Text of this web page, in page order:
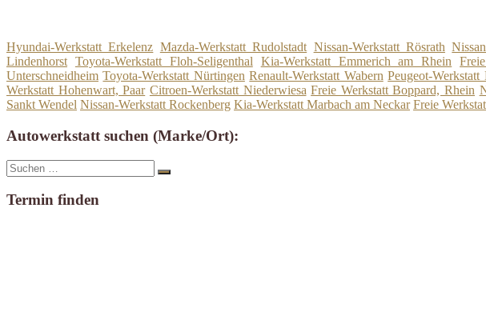
Hyundai-Werkstatt Erkelenz Mazda-Werkstatt Rudolstadt Nissan-Werkstatt Rösrath
Lindenhorst Toyota-Werkstatt Floh-Seligenthal Kia-Werkstatt Emmerich am Rhein
Unterschneidheim Toyota-Werkstatt Nürtingen Renault-Werkstatt Wabern Peugeot-Werkstatt
Werkstatt Hohenwart, Paar Citroen-Werkstatt Niederwiesa Freie Werkstatt Boppard, Rhein
Sankt Wendel Nissan-Werkstatt Rockenberg Kia-Werkstatt Marbach am Neckar Freie
Autowerkstatt suchen (Marke/Ort):
Suche
nach:
Suchen
Termin finden